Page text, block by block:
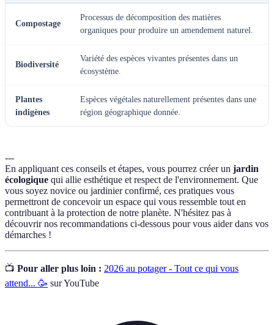
Compostage
Processus de décomposition des matières
organiques pour produire un amendement naturel.
Biodiversité
Variété des espèces vivantes présentes dans un
écosystème.
Plantes
indigènes
Espèces végétales naturellement présentes dans une
région géographique donnée.
---
En appliquant ces conseils et étapes, vous pourrez créer un jardin
écologique qui allie esthétique et respect de l'environnement. Que
vous soyez novice ou jardinier confirmé, ces pratiques vous
permettront de concevoir un espace qui vous ressemble tout en
contribuant à la protection de notre planète. N'hésitez pas à
découvrir nos recommandations ci-dessous pour vous aider dans vos
démarches !
📺 Pour aller plus loin : 2026 au potager - Tout ce qui vous
attend... 🥳 sur YouTube